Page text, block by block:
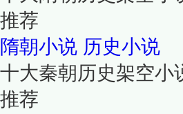
推荐
隋朝小说 历史小说
十大秦朝历史架空小
推荐